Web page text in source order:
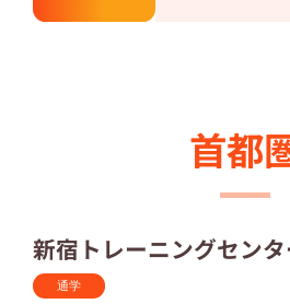
首都
新宿トレーニングセンタ
通学